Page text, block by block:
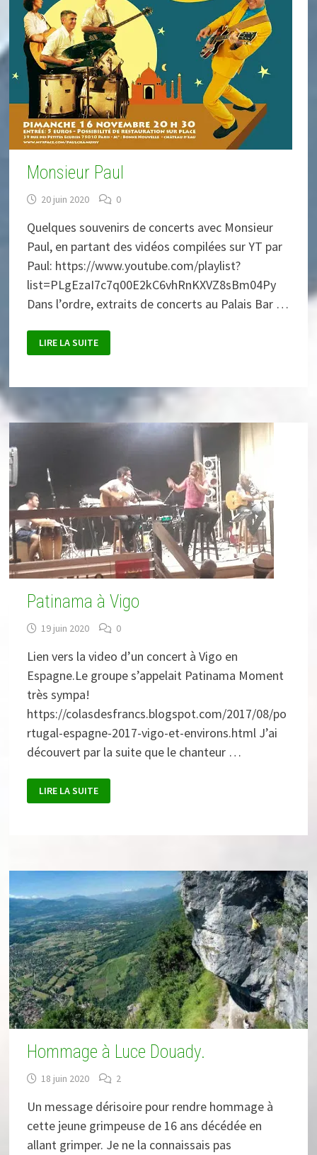
Monsieur Paul
20 juin 2020 0
Quelques souvenirs de concerts avec Monsieur
Paul, en partant des vidéos compilées sur YT par
Paul: https://www.youtube.com/playlist?
list=PLgEzaI7c7q00E2kC6vhRnKXVZ8sBm04Py
Dans l’ordre, extraits de concerts au Palais Bar …
PAUL
LIRE LA SUITE
Patinama à Vigo
19 juin 2020 0
Lien vers la video d’un concert à Vigo en
Espagne.Le groupe s’appelait Patinama Moment
très sympa!
https://colasdesfrancs.blogspot.com/2017/08/po
rtugal-espagne-2017-vigo-et-environs.html J’ai
découvert par la suite que le chanteur …
À
VIGO
LIRE LA SUITE
Hommage à Luce Douady.
18 juin 2020 2
Un message dérisoire pour rendre hommage à
cette jeune grimpeuse de 16 ans décédée en
allant grimper. Je ne la connaissais pas